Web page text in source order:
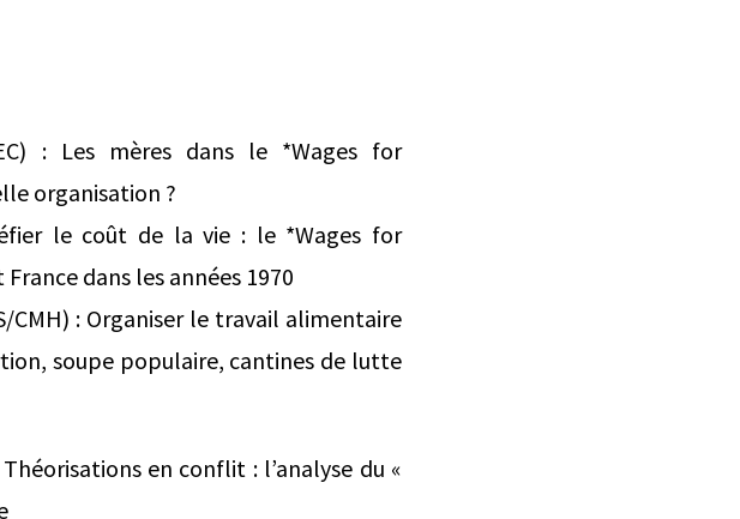
: Les mères dans le *Wages for
organisation ?
le coût de la vie : le *Wages for
dans les années 1970
CMH) : Organiser le travail alimentaire
soupe populaire, cantines de lutte
Théorisations en conflit : l’analyse du «